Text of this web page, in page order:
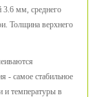
3.6 мм, среднего
Толщина верхнего
- самое стабильное
и температуры в